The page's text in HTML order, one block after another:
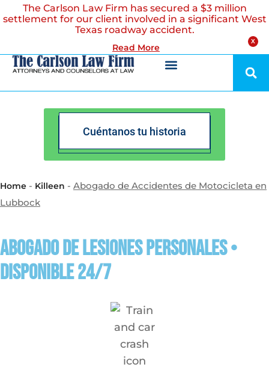
X
The Carlson Law Firm has secured a $3 million
settlement for our client involved in a significant West
Texas roadway accident.
Read More
Cuéntanos tu historia
Home - Killeen - Abogado de Accidentes de Motocicleta en
Lubbock
Abogado de lesiones personales •
Disponible 24/7